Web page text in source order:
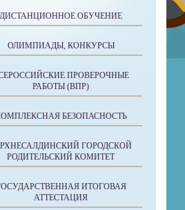
ДИСТАНЦИОННОЕ ОБУЧЕНИЕ
ОЛИМПИАДЫ, КОНКУРСЫ
ПРОВЕРОЧНЫЕ
РАБОТЫ (ВПР)
БЕЗОПАСНОСТЬ
ГОРОДСКОЙ
РОДИТЕЛЬСКИЙ КОМИТЕТ
ИТОГОВАЯ
АТТЕСТАЦИЯ